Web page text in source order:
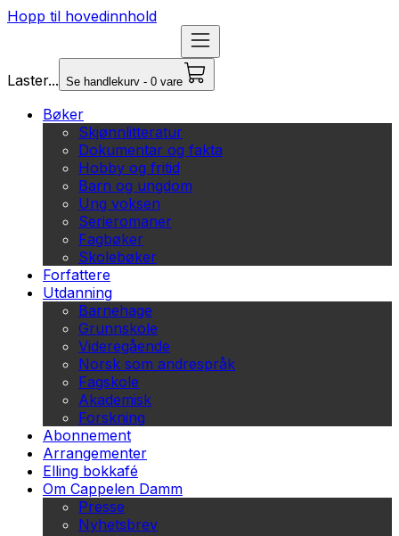
Hopp til hovedinnhold
Laster... Se handlekurv - 0 vare
Bøker
Skjønnlitteratur
Dokumentar og fakta
Hobby og fritid
Barn og ungdom
Ung voksen
Serieromaner
Fagbøker
Skolebøker
Forfattere
Utdanning
Barnehage
Grunnskole
Videregående
Norsk som andrespråk
Fagskole
Akademisk
Forskning
Abonnement
Arrangementer
Elling bokkafé
Om Cappelen Damm
Presse
Nyhetsbrev